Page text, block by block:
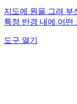
지도에 원을 그려 부
특정 반경 내에 어떤
도구 열기